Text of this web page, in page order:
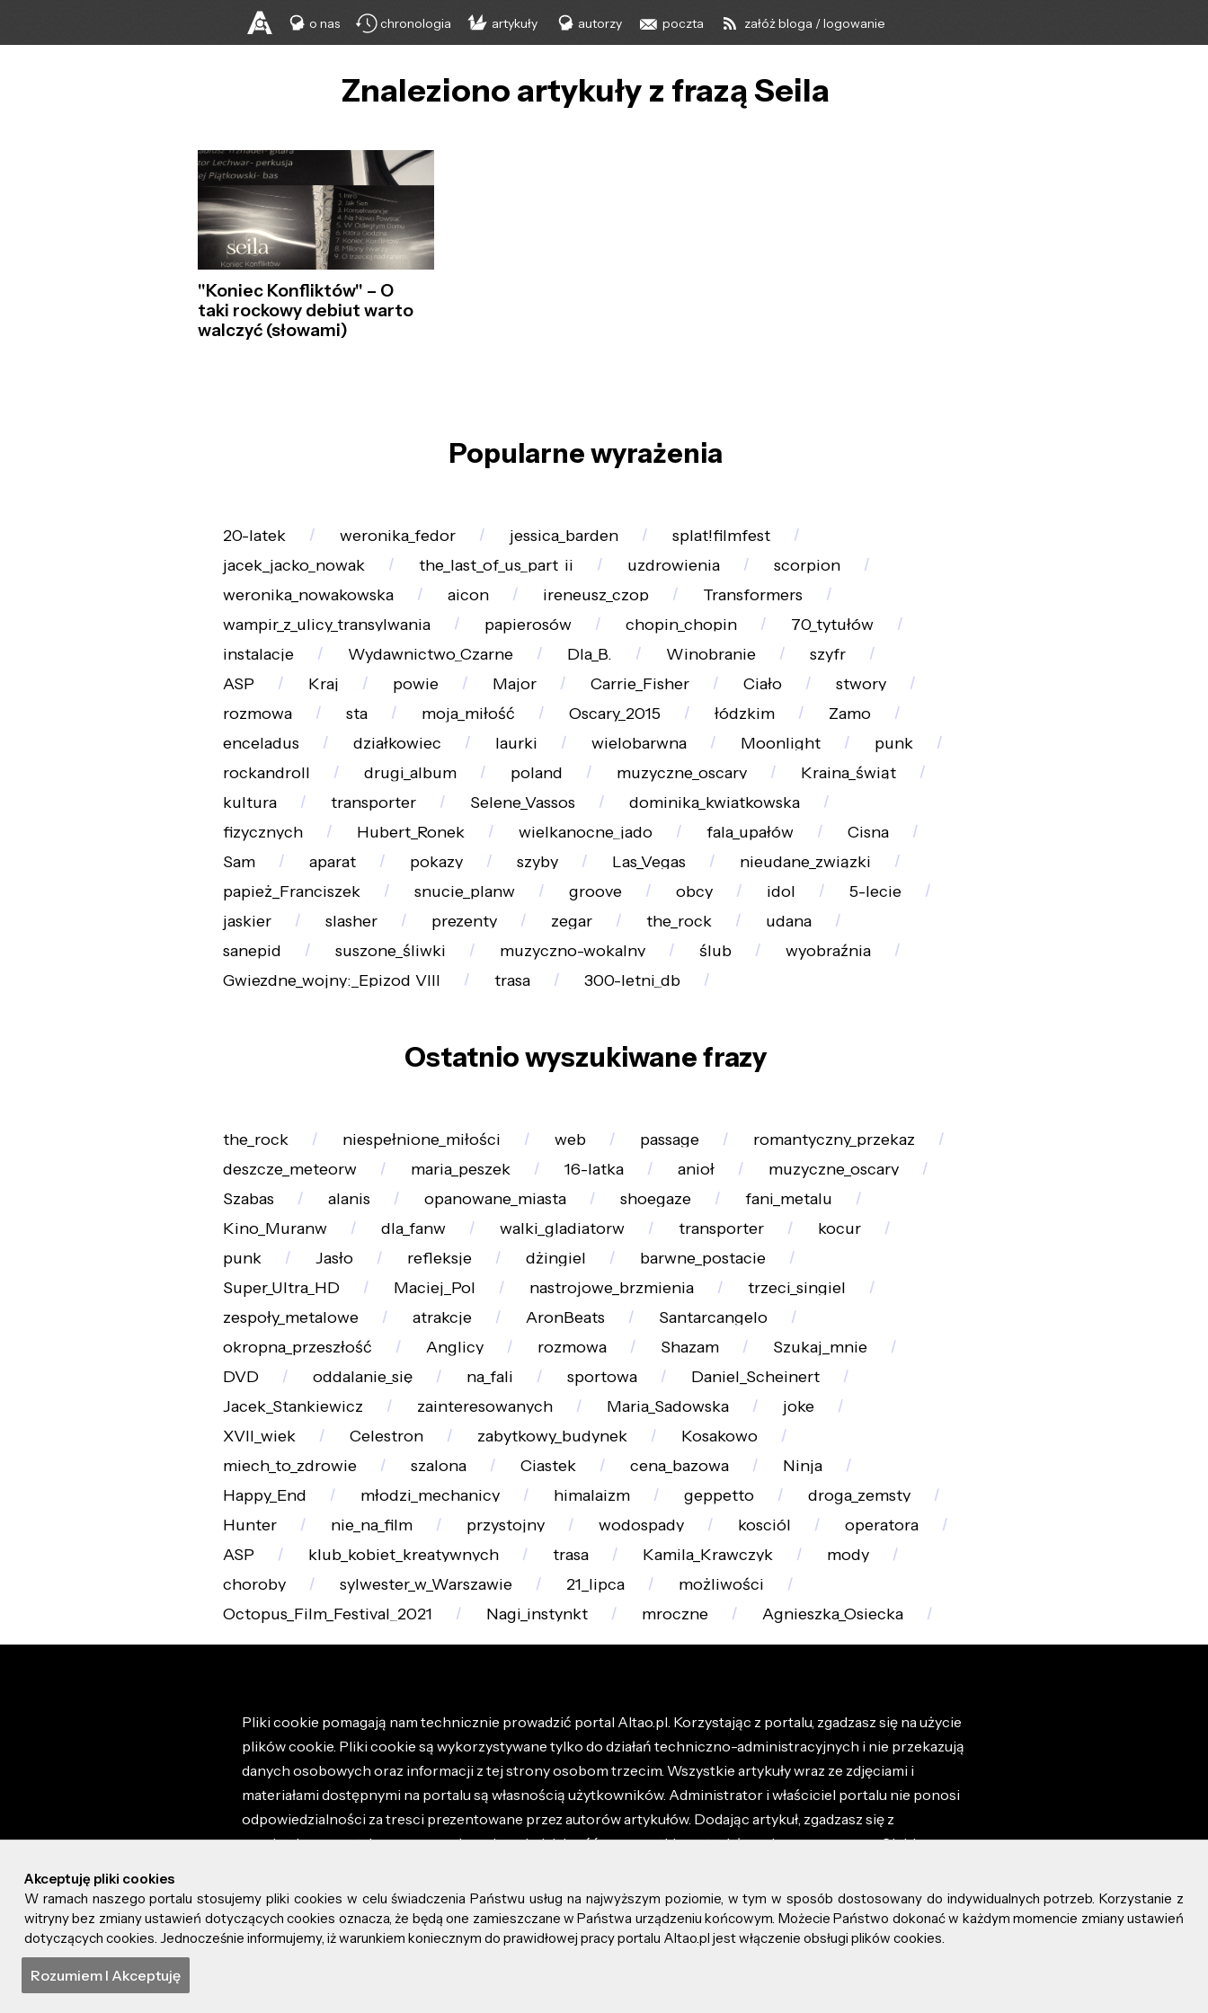
o nas chronologia artykuły autorzy poczta załóż bloga / logowanie
Znaleziono artykuły z frazą Seila
"Koniec Konfliktów" – O
taki rockowy debiut warto
walczyć (słowami)
Popularne wyrażenia
20-latek weronika_fedor jessica_barden
splat!filmfest
jacek_jacko_nowak
the_last_of_us_part_ii uzdrowienia
scorpion
weronika_nowakowska
aicon ireneusz_czop
Transformers
wampir_z_ulicy_transylwania
papierosów chopin_chopin
70_tytułów
instalacje
Wydawnictwo_Czarne Dla_B. Winobranie
szyfr
ASP
Kraj powie Major Carrie_Fisher Ciało
stwory
rozmowa
sta moja_miłość Oscary_2015 łódzkim
Zamo
enceladus
działkowiec laurki wielobarwna Moonlight
punk
rockandroll
drugi_album poland muzyczne_oscary
Kraina_świąt
kultura
transporter Selene_Vassos
dominika_kwiatkowska
fizycznych
Hubert_Ronek wielkanocne_jado fala_upałów
Cisna
Sam
aparat pokazy szyby Las_Vegas
nieudane_związki
papież_Franciszek
snucie_planw groove obcy idol
5-lecie
jaskier
slasher prezenty zegar the_rock
udana
sanepid
suszone_śliwki muzyczno-wokalny ślub
wyobraźnia
Gwiezdne_wojny:_Epizod_VIII
trasa 300-letni_db
Ostatnio wyszukiwane frazy
the_rock niespełnione_miłości web passage
romantyczny_przekaz
deszcze_meteorw
maria_peszek 16-latka anioł
muzyczne_oscary
Szabas
alanis opanowane_miasta shoegaze
fani_metalu
Kino_Muranw
dla_fanw walki_gladiatorw transporter
kocur
punk
Jasło refleksje dżingiel
barwne_postacie
Super_Ultra_HD
Maciej_Pol nastrojowe_brzmienia
trzeci_singiel
zespoły_metalowe
atrakcje AronBeats
Santarcangelo
okropna_przeszłość
Anglicy rozmowa Shazam
Szukaj_mnie
DVD
oddalanie_się na_fali sportowa
Daniel_Scheinert
Jacek_Stankiewicz
zainteresowanych Maria_Sadowska
joke
XVII_wiek
Celestron zabytkowy_budynek
Kosakowo
miech_to_zdrowie
szalona Ciastek cena_bazowa
Ninja
Happy_End
młodzi_mechanicy himalaizm geppetto
droga_zemsty
Hunter
nie_na_film przystojny wodospady kosciól
operatora
ASP
klub_kobiet_kreatywnych trasa Kamila_Krawczyk
mody
choroby
sylwester_w_Warszawie 21_lipca
możliwości
Octopus_Film_Festival_2021
Nagi_instynkt mroczne Agnieszka_Osiecka
Pliki cookie pomagają nam technicznie prowadzić portal Altao.pl. Korzystając z portalu, zgadzasz się na użycie
plików cookie. Pliki cookie są wykorzystywane tylko do działań techniczno-administracyjnych i nie przekazują
danych osobowych oraz informacji z tej strony osobom trzecim. Wszystkie artykuły wraz ze zdjęciami i
materiałami dostępnymi na portalu są własnością użytkowników. Administrator i właściciel portalu nie ponosi
odpowiedzialności za tresci prezentowane przez autorów artykułów. Dodając artykuł, zgadzasz się z
regulaminem portalu oraz ponosisz odpowiedzialność za wszystkie materiały umieszczone przez Ciebie na
© 2026 altao.pl. Wszystkie prawa zastrzeżone.
0.076
Akceptuję pliki cookies
W ramach naszego portalu stosujemy pliki cookies w celu świadczenia Państwu usług na najwyższym poziomie, w tym w sposób dostosowany do indywidualnych potrzeb. Korzystanie z
witryny bez zmiany ustawień dotyczących cookies oznacza, że będą one zamieszczane w Państwa urządzeniu końcowym. Możecie Państwo dokonać w każdym momencie zmiany ustawień
dotyczących cookies. Jednocześnie informujemy, iż warunkiem koniecznym do prawidłowej pracy portalu Altao.pl jest włączenie obsługi plików cookies.
Rozumiem I Akceptuję